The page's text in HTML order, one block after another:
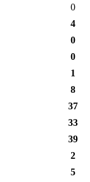
0
4
0
0
1
8
37
33
39
2
5